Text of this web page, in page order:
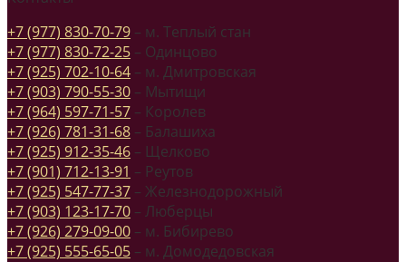
+7 (977) 830-70-79 – м. Теплый стан
+7 (977) 830-72-25 – Одинцово
+7 (925) 702-10-64 – м. Дмитровская
+7 (903) 790-55-30 – Мытищи
+7 (964) 597-71-57 – Королев
+7 (926) 781-31-68 – Балашиха
+7 (925) 912-35-46 – Щелково
+7 (901) 712-13-91 – Реутов
+7 (925) 547-77-37 – Железнодорожный
+7 (903) 123-17-70 – Люберцы
+7 (926) 279-09-00 – м. Бибирево
+7 (925) 555-65-05 – м. Домодедовская